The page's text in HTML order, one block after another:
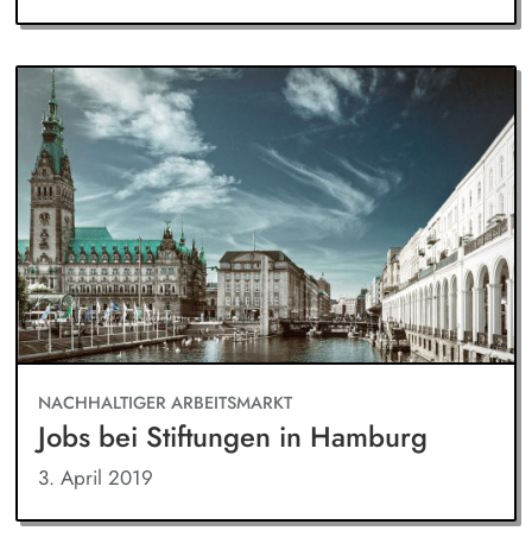
NACHHALTIGER ARBEITSMARKT
Jobs bei Stiftungen in Hamburg
3. April 2019